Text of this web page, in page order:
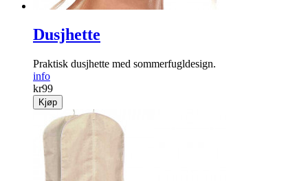
Dusjhette
Praktisk dusjhette med sommerfugl­design.
info
kr99
Kjøp